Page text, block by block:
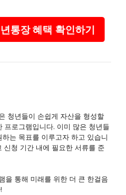
통장 혜택 확인하기
청년들이 손쉽게 자산을 형성할
프로그램입니다. 이미 많은 청년들
는 목표를 이루고자 하고 있습니
신청 기간 내에 필요한 서류를 준
을 통해 미래를 위한 더 큰 한걸음